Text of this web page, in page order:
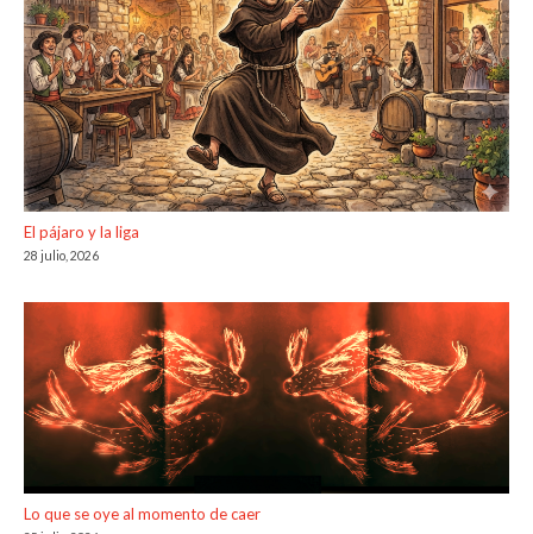
El pájaro y la liga
28 julio, 2026
Lo que se oye al momento de caer